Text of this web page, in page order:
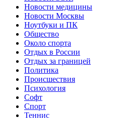
Новости медицины
Новости Москвы
Ноутбуки и ПК
Общество
Около спорта
Отдых в России
Отдых за границей
Политика
Происшествия
Психология
Софт
Спорт
Теннис